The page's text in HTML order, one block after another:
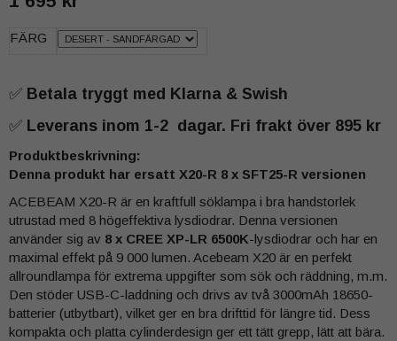
FÄRG
✅ Betala tryggt med Klarna & Swish
✅ Leverans inom 1-2 dagar. Fri frakt över 895 kr
Produktbeskrivning:
Denna produkt har ersatt X20-R 8 x SFT25-R versionen
ACEBEAM X20-R är en kraftfull söklampa i bra handstorlek
utrustad med 8 högeffektiva lysdiodrar. Denna versionen
använder sig av 8 x CREE XP-LR 6500K-lysdiodrar och har en
maximal effekt på 9 000 lumen. Acebeam X20 är en perfekt
allroundlampa för extrema uppgifter som sök och räddning, m.m.
Den stöder USB-C-laddning och drivs av två 3000mAh 18650-
batterier (utbytbart), vilket ger en bra drifttid för längre tid. Dess
kompakta och platta cylinderdesign ger ett tätt grepp, lätt att bära.